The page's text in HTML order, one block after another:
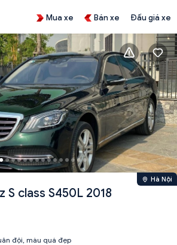
Mua xe Bán xe Đấu giá xe
Hà Nội
S class S450L 2018
đội, màu quá đẹp